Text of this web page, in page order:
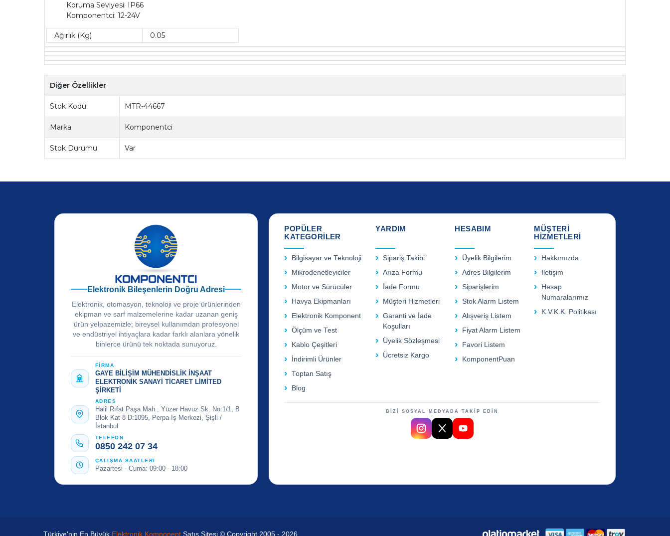
Koruma Seviyesi: IP66
Komponentci: 12-24V
Ağırlık (Kg) 0.05
Diğer Özellikler
Stok Kodu MTR-44667
Marka Komponentci
Stok Durumu Var
Elektronik Bileşenlerin Doğru Adresi
Elektronik, otomasyon, teknoloji ve proje ürünlerinden
ekipman ve sarf malzemelerine kadar uzanan geniş
ürün yelpazemizle; bireysel kullanımdan profesyonel
ve endüstriyel ihtiyaçlara kadar farklı alanlara yönelik
binlerce ürünü tek noktada sunuyoruz.
FİRMA
GAYE BİLİŞİM MÜHENDİSLİK İNŞAAT
ELEKTRONİK SANAYİ TİCARET LİMİTED
ŞİRKETİ
ADRES
Halil Rıfat Paşa Mah., Yüzer Havuz Sk. No:1/1, B
Blok Kat 8 D:1095, Perpa İş Merkezi, Şişli /
İstanbul
TELEFON
0850 242 07 34
ÇALIŞMA SAATLERİ
Pazartesi - Cuma: 09:00 - 18:00
POPÜLER
KATEGORİLER
Bilgisayar ve Teknoloji
Mikrodenetleyiciler
Motor ve Sürücüler
Havya Ekipmanları
Elektronik Komponent
Ölçüm ve Test
Kablo Çeşitleri
İndirimli Ürünler
Toptan Satış
Blog
YARDIM
Sipariş Takibi
Arıza Formu
İade Formu
Müşteri Hizmetleri
Garanti ve İade
Koşulları
Üyelik Sözleşmesi
Ücretsiz Kargo
HESABIM
Üyelik Bilgilerim
Adres Bilgilerim
Siparişlerim
Stok Alarm Listem
Alışveriş Listem
Fiyat Alarm Listem
Favori Listem
KomponentPuan
MÜŞTERİ
HİZMETLERİ
Hakkımızda
İletişim
Hesap
Numaralarımız
K.V.K.K. Politikası
BİZİ SOSYAL MEDYADA TAKİP EDİN
Türkiye'nin En Büyük Elektronik Komponent Satış Sitesi © Copyright 2005 - 2026